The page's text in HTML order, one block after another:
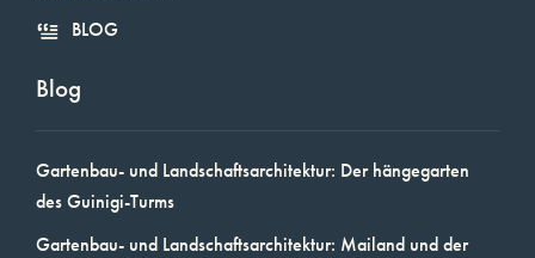
BLOG
Blog
Gartenbau- und Landschaftsarchitektur: Der hängegarten
des Guinigi-Turms
Gartenbau- und Landschaftsarchitektur: Mailand und der